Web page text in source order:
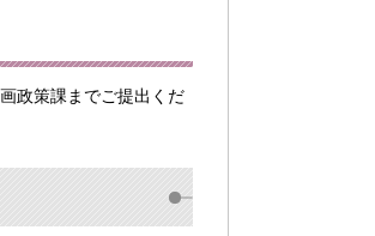
政策課までご提出くだ